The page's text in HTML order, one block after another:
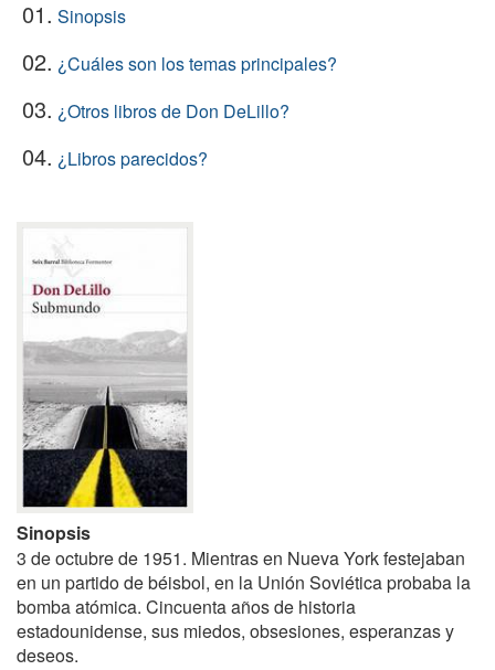
01. Sinopsis
02. ¿Cuáles son los temas principales?
03. ¿Otros libros de Don DeLillo?
04. ¿Libros parecidos?
Sinopsis
3 de octubre de 1951. Mientras en Nueva York festejaban
en un partido de béisbol, en la Unión Soviética probaba la
bomba atómica. Cincuenta años de historia
estadounidense, sus miedos, obsesiones, esperanzas y
deseos.